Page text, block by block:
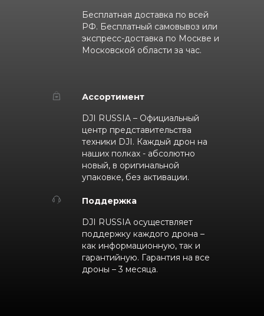
Бесплатная доставка по всей
РФ. Бесплатный самовывоз или
экспресс-доставка по Москве и
Московской области за час.
Ассортимент
DJI RUSSIA – Официальный
центр представительства
техники DJI. Каждый дрон на
наших полках - абсолютно
новый, в оригинальной
упаковке, без активации.
Поддержка
DJI RUSSIA осуществляет
поддержку каждого дрона –
как информационную, так и
гарантийную. Гарантия на все
дроны – 3 месяца.